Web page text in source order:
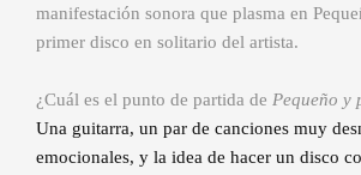
manifestación sonora que plasma en
primer disco en solitario del artista.
¿Cuál es el punto de partida de Pequeño y
Una guitarra, un par de canciones muy
emocionales, y la idea de hacer un disco